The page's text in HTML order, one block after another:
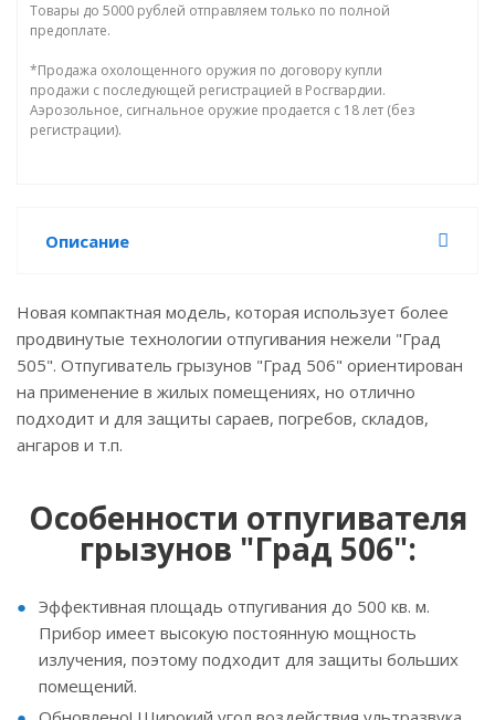
Товары до 5000 рублей отправляем только по полной
предоплате.
*Продажа охолощенного оружия по договору купли
продажи с последующей регистрацией в Росгвардии.
Аэрозольное, сигнальное оружие продается с 18 лет (без
регистрации).
Описание
Новая компактная модель, которая использует более
продвинутые технологии отпугивания нежели "Град
505". Отпугиватель грызунов "Град 506" ориентирован
на применение в жилых помещениях, но отлично
подходит и для защиты сараев, погребов, складов,
ангаров и т.п.
Особенности отпугивателя
грызунов "Град 506":
Эффективная площадь отпугивания до 500 кв. м.
Прибор имеет высокую постоянную мощность
излучения, поэтому подходит для защиты больших
помещений.